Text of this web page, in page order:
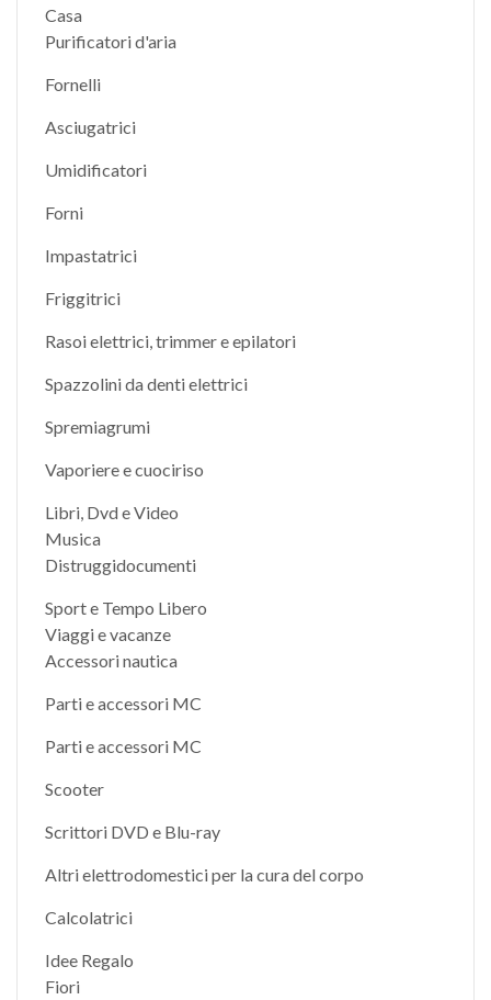
Casa
Purificatori d'aria
Fornelli
Asciugatrici
Umidificatori
Forni
Impastatrici
Friggitrici
Rasoi elettrici, trimmer e epilatori
Spazzolini da denti elettrici
Spremiagrumi
Vaporiere e cuociriso
Libri, Dvd e Video
Musica
Distruggidocumenti
Sport e Tempo Libero
Viaggi e vacanze
Accessori nautica
Parti e accessori MC
Parti e accessori MC
Scooter
Scrittori DVD e Blu-ray
Altri elettrodomestici per la cura del corpo
Calcolatrici
Idee Regalo
Fiori